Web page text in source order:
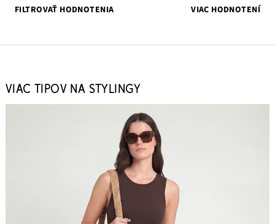
FILTROVAŤ HODNOTENIA
VIAC HODNOTENÍ
VIAC TIPOV NA STYLINGY